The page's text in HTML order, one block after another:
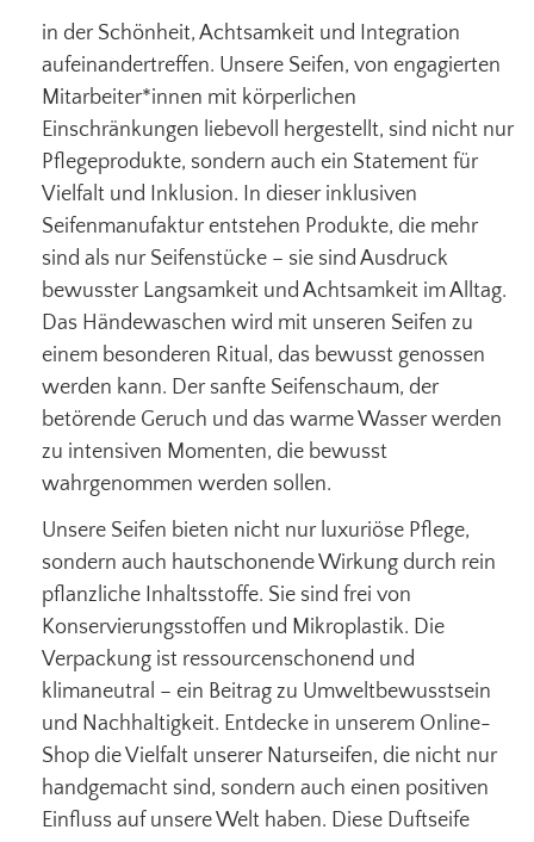
in der Schönheit, Achtsamkeit und Integration
aufeinandertreffen. Unsere Seifen, von engagierten
Mitarbeiter*innen mit körperlichen
Einschränkungen liebevoll hergestellt, sind nicht nur
Pflegeprodukte, sondern auch ein Statement für
Vielfalt und Inklusion. In dieser inklusiven
Seifenmanufaktur entstehen Produkte, die mehr
sind als nur Seifenstücke – sie sind Ausdruck
bewusster Langsamkeit und Achtsamkeit im Alltag.
Das Händewaschen wird mit unseren Seifen zu
einem besonderen Ritual, das bewusst genossen
werden kann. Der sanfte Seifenschaum, der
betörende Geruch und das warme Wasser werden
zu intensiven Momenten, die bewusst
wahrgenommen werden sollen.
Unsere Seifen bieten nicht nur luxuriöse Pflege,
sondern auch hautschonende Wirkung durch rein
pflanzliche Inhaltsstoffe. Sie sind frei von
Konservierungsstoffen und Mikroplastik. Die
Verpackung ist ressourcenschonend und
klimaneutral – ein Beitrag zu Umweltbewusstsein
und Nachhaltigkeit. Entdecke in unserem Online-
Shop die Vielfalt unserer Naturseifen, die nicht nur
handgemacht sind, sondern auch einen positiven
Einfluss auf unsere Welt haben. Diese Duftseife